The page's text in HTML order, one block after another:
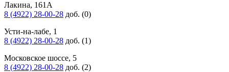
Лакина, 161А
8 (4922) 28-00-28 доб. (0)
Усти-на-лабе, 1
8 (4922) 28-00-28 доб. (1)
Московское шоссе, 5
8 (4922) 28-00-28 доб. (2)